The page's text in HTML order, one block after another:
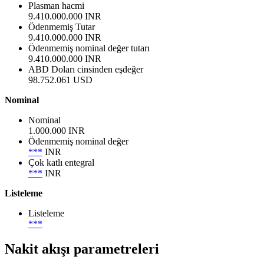
Plasman hacmi
9.410.000.000 INR
Ödenmemiş Tutar
9.410.000.000 INR
Ödenmemiş nominal değer tutarı
9.410.000.000 INR
ABD Doları cinsinden eşdeğer
98.752.061 USD
Nominal
Nominal
1.000.000 INR
Ödenmemiş nominal değer
*** INR
Çok katlı entegral
*** INR
Listeleme
Listeleme
***
Nakit akışı parametreleri